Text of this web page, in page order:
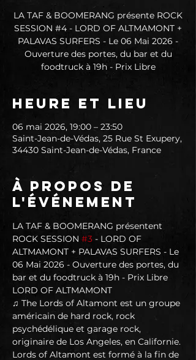
LA TAF & BOOMERANG présente ROCK
SESSION #4 - LORD OF ALTMAMONT +
PALAVAS SURFERS - Le 06 Mai 2026 -
Ouverture des portes, du bar et du
foodtruck à 19h - Prix Libre
Heure et lieu
06 mai 2026, 19:00 – 23:50
Saint-Jean-de-Védas, 25 Rue St Exupery,
34430 Saint-Jean-de-Védas, France
À propos de
l'événement
LA TAF & BOOMERANG présentent
ROCK SESSION #3 - LORD OF
ALTMAMONT + PALAVAS SURFERS - Le
06 Mai 2026 - Ouverture des portes, du
bar et du foodtruck à 19h - Prix Libre
LORD OF ALTMAMONT
♫ The Lords of Altamont est un groupe
américain de hard rock, rock
psychédélique et garage rock,
originaire de Los Angeles, en Californie.
Lords of Altamont est formé à la fin de